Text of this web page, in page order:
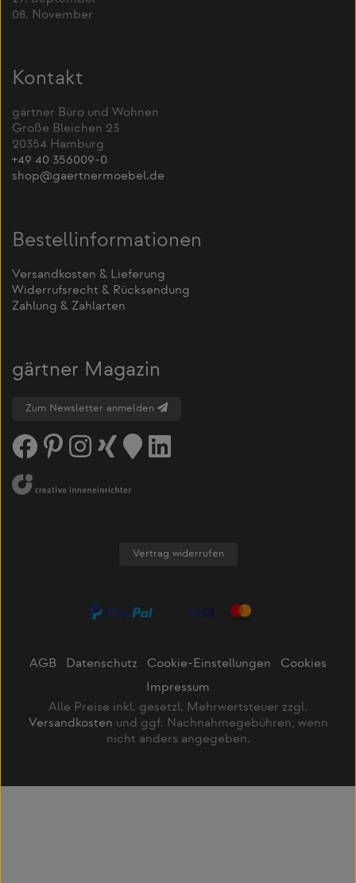
08. November
Kontakt
gärtner Büro und Wohnen
Große Bleichen 23
20354 Hamburg
+49 40 356009-0
shop@gaertnermoebel.de
Bestellinformationen
Versandkosten & Lieferung
Widerrufsrecht & Rücksendung
Zahlung & Zahlarten
gärtner Magazin
Zum Newsletter anmelden
Vertrag widerrufen
AGB Datenschutz Cookie-Einstellungen
Cookies
Impressum
Alle Preise inkl. gesetzl. Mehrwertsteuer zzgl.
Versandkosten und ggf. Nachnahmegebühren, wenn
nicht anders angegeben.